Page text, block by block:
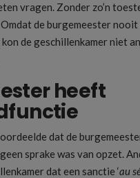
vragen. Zonder zo’n
de burgemeester nooit
de geschillenkamer niet
heeft
dat de
sprake was van opzet.
dat een sanctie ‘au